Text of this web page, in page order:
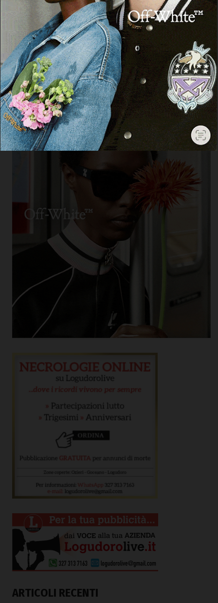
Cerca
Facebook
Threads
Instagram
X YouTube
ARTICOLI RECENTI